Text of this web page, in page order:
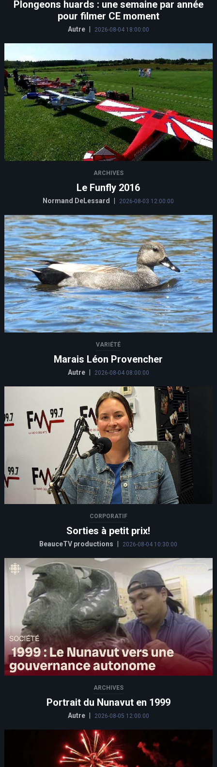
Plongeons huards : une semaine par année
pour filmer CE moment
Autre 2026-08-04 18:00:00
ARCHIVES
Le Funfly 2016
Normand DeLessard 2026-08-03 12:00:00
VARIÉTÉ
Marais Léon Provencher
Autre 2026-08-04 08:00:00
CORPORATIF
Sorties à petit prix!
BeauceTV productions 2026-08-04 10:30:00
ARCHIVES
Portrait du Nunavut en 1999
Autre 2026-08-05 12:00:00